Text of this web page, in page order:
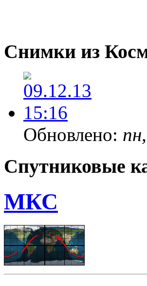
Снимки из
Обновлено:
Спутниковые
МКС